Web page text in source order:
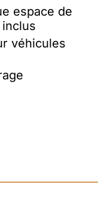
espace de
véhicules